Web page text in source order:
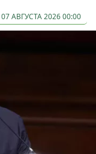
07 АВГУСТА 2026 00:00